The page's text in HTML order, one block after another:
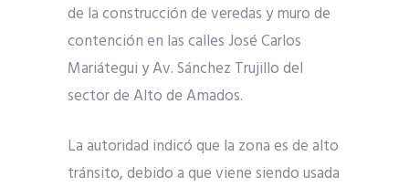
de la construcción de veredas y muro de
contención en las calles José Carlos
Mariátegui y Av. Sánchez Trujillo del
sector de Alto de Amados.
La autoridad indicó que la zona es de alto
tránsito, debido a que viene siendo usada